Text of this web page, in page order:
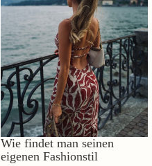
Wie findet man seinen
eigenen Fashionstil